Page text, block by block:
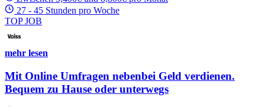
27 - 45 Stunden pro Woche
TOP JOB
mehr lesen
Mit Online Umfragen nebenbei Geld verdienen.
Bequem zu Hause oder unterwegs